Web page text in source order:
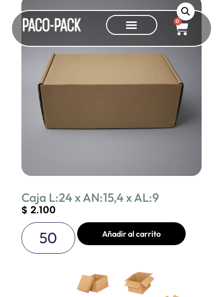
0
Caja L:24 x AN:15,4 x AL:9
$ 2.100
Añadir al carrito